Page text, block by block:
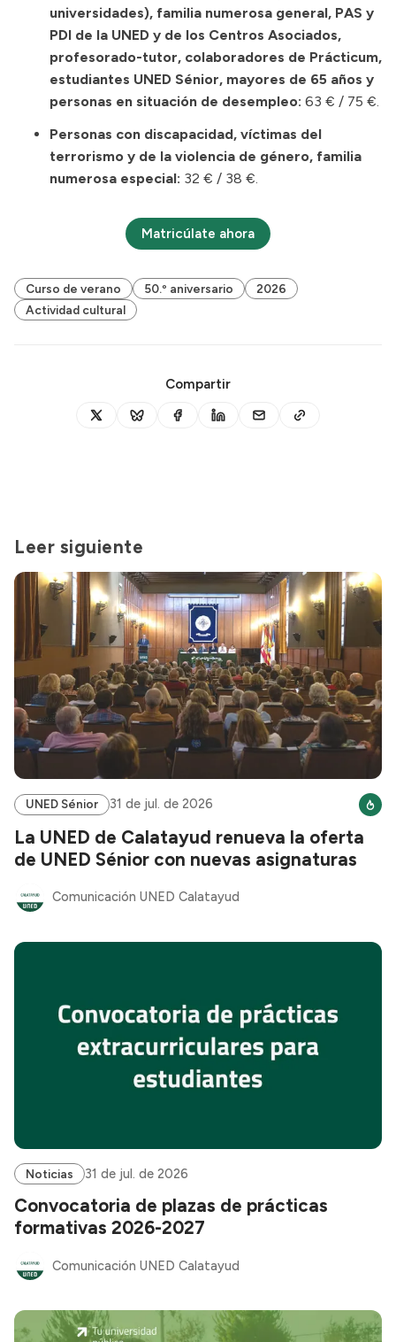
universidades), familia numerosa general, PAS y
PDI de la UNED y de los Centros Asociados,
profesorado-tutor, colaboradores de Prácticum,
estudiantes UNED Sénior, mayores de 65 años y
personas en situación de desempleo: 63 € / 75 €.
Personas con discapacidad, víctimas del
terrorismo y de la violencia de género, familia
numerosa especial: 32 € / 38 €.
Matricúlate ahora
Curso de verano 50.º aniversario
2026
Actividad cultural
Compartir
Leer siguiente
UNED Sénior 31 de jul. de 2026
La UNED de Calatayud renueva la oferta
de UNED Sénior con nuevas asignaturas
Comunicación UNED Calatayud
Noticias 31 de jul. de 2026
Convocatoria de plazas de prácticas
formativas 2026-2027
Comunicación UNED Calatayud